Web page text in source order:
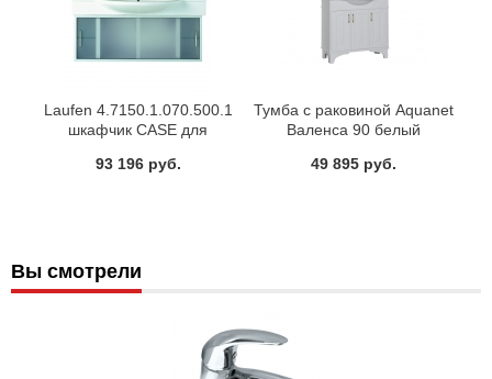
Laufen 4.7150.1.070.500.1
шкафчик CASE для
93 196 руб.
Тумба с раковиной Aquanet
Валенса 90 белый
49 895 руб.
Вы смотрели